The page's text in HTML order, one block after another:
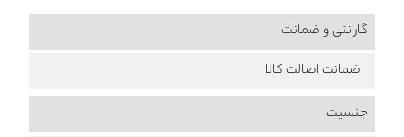
گارانتی و ضمانت
ضمانت اصالت کالا
جنسیت